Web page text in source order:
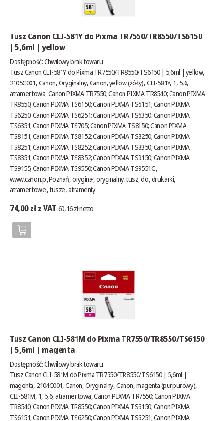
Tusz Canon CLI-581Y do Pixma TR7550/TR8550/TS6150
| 5,6ml | yellow
Dostępność:Chwilowy brak towaru
Tusz Canon CLI-581Y do Pixma TR7550/TR8550/TS6150 | 5,6ml | yellow,
2105C001, Canon, Oryginalny, Canon, yellow (żółty), CLI-581Y, 1, 5,6,
atramentowa, Canon PIXMA TR7550; Canon PIXMA TR8540; Canon PIXMA
TR8550; Canon PIXMA TS6150; Canon PIXMA TS6151; Canon PIXMA
TS6250; Canon PIXMA TS6251; Canon PIXMA TS6350; Canon PIXMA
TS6351; Canon PIXMA TS705; Canon PIXMA TS8150; Canon PIXMA
TS8151; Canon PIXMA TS8152; Canon PIXMA TS8250; Canon PIXMA
TS8251; Canon PIXMA TS8252; Canon PIXMA TS8350; Canon PIXMA
TS8351; Canon PIXMA TS8352; Canon PIXMA TS9150; Canon PIXMA
TS9155; Canon PIXMA TS9550; Canon PIXMA TS9551C;,
www.canon.pl,Poznań, oryginał, oryginalny, tusz, do, drukarki,
atramentowej, tusze, atramenty
74,00 zł z VAT 60,16 zł netto
Tusz Canon CLI-581M do Pixma TR7550/TR8550/TS6150
| 5,6ml | magenta
Dostępność:Chwilowy brak towaru
Tusz Canon CLI-581M do Pixma TR7550/TR8550/TS6150 | 5,6ml |
magenta, 2104C001, Canon, Oryginalny, Canon, magenta (purpurowy),
CLI-581M, 1, 5,6, atramentowa, Canon PIXMA TR7550; Canon PIXMA
TR8540; Canon PIXMA TR8550; Canon PIXMA TS6150; Canon PIXMA
TS6151; Canon PIXMA TS6250; Canon PIXMA TS6251; Canon PIXMA